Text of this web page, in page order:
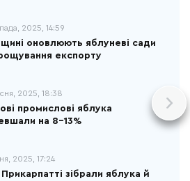
2025, 14:59
оновлюють яблуневі сади
експорту
2025, 18:38
промислові яблука
на 8–13%
2025, 17:24
Прикарпатті зібрали яблука й